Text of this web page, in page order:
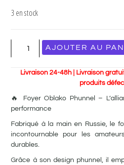
3 en stock
AJOUTER AU
Livraison 24-48h | Livraison
produits
🔥 Foyer Oblako Phunnel –
performance
Fabriqué à la main en Russie, le
incontournable pour les
durables.
Grâce à son design phunnel, il